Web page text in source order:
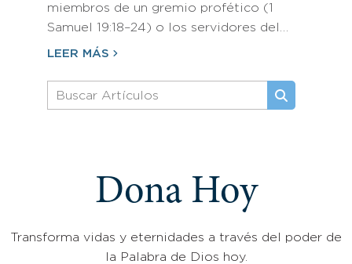
miembros de un gremio profético (1
Samuel 19:18–24) o los servidores del…
LEER MÁS
Dona Hoy
Transforma vidas y eternidades a través del poder de
la Palabra de Dios hoy.